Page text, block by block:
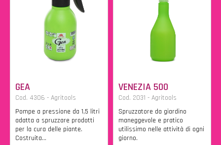
GEA
Cod. 4306 - Agritools
Pompe a pressione da 1,5 litri
adatta a spruzzare prodotti
per la cura delle piante.
Costruita...
VENEZIA 500
Cod. 2031 - Agritools
Spruzzatore da giardino
maneggevole e pratico
utilissimo nelle attività di ogni
giorno.